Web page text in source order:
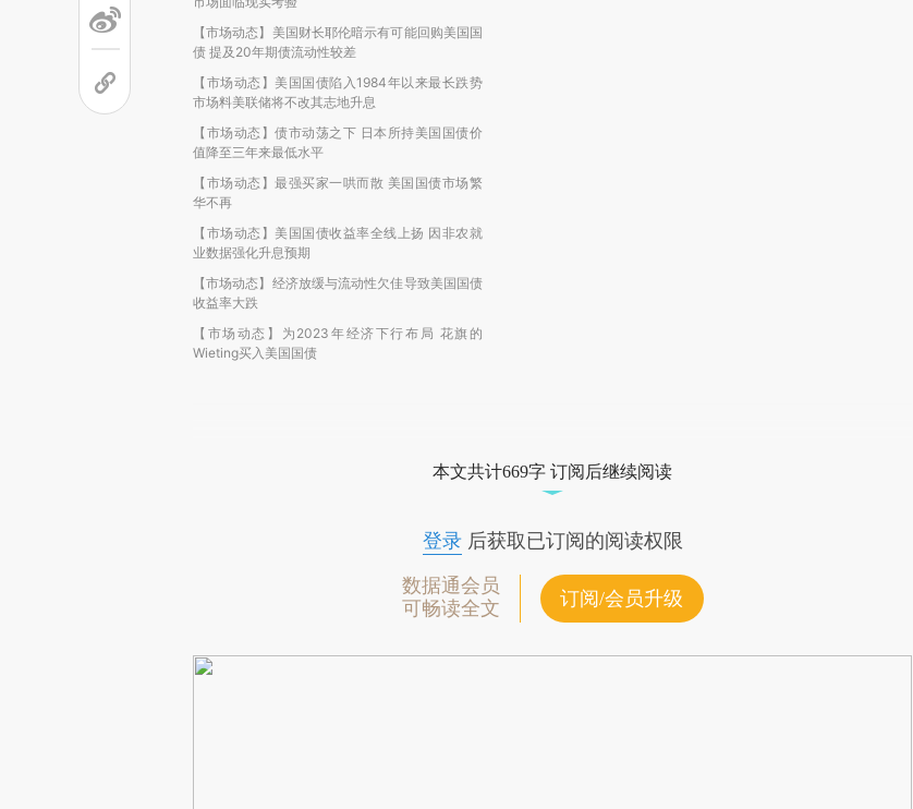
【市场动态】美国财长耶伦暗示有可能回购美国国
债 提及20年期债流动性较差
【市场动态】美国国债陷入1984年以来最长跌势
市场料美联储将不改其志地升息
【市场动态】债市动荡之下 日本所持美国国债价
值降至三年来最低水平
【市场动态】最强买家一哄而散 美国国债市场繁
华不再
【市场动态】美国国债收益率全线上扬 因非农就
业数据强化升息预期
【市场动态】经济放缓与流动性欠佳导致美国国债
收益率大跌
【市场动态】为2023年经济下行布局 花旗的
Wieting买入美国国债
本文共计669字 订阅后继续阅读
登录后获取已订阅的阅读权限
数据通会员
可畅读全文
订阅/会员升级